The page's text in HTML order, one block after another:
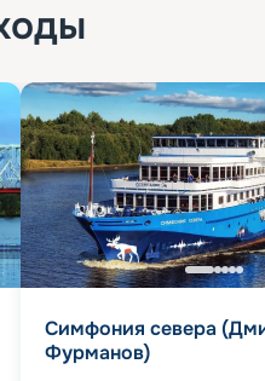
Симфония севера
Фурманов)